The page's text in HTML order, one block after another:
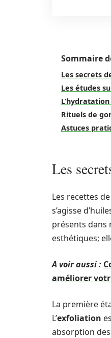
Sommaire
Les secrets
Les études
Rituels de
Astuces
Les
Les recettes
s’agisse
présents dans
esthétiques;
A voir aussi :
améliorer
La première
L’exfoliation
absorption